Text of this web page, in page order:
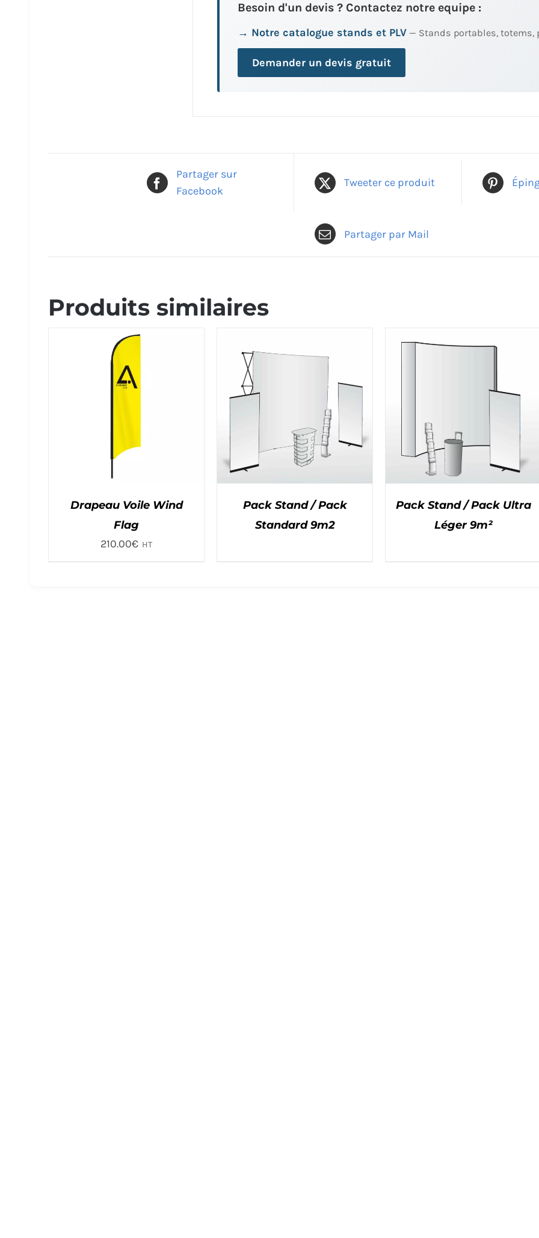
Besoin d'un devis ? Contactez notre equipe :
→ Notre catalogue stands et PLV — Stands portables, totems,
Demander un devis gratuit
Partager sur
Facebook
Tweeter ce produit
Partager par Mail
Produits similaires
Drapeau Voile Wind
Flag
210.00€ HT
Pack Stand / Pack
Standard 9m2
Pack Stand / Pack Ultra
Léger 9m²